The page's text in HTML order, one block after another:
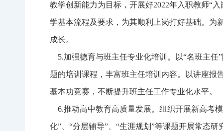
教学创新能力为目标，开展好2022年入职教师“
学基本流程及要求，为其顺利上岗打好基础。为
成长。
5.加强德育与班主任专业化培训。以“名班主任
题的培训课程，丰富班主任培训内容。以讲座报
基本功竞赛，不断提升班主任工作专业化水平。
6.推动高中教育高质量发展。组织开展新高考
化”、“分层辅导”、“生涯规划”等课题开展常态